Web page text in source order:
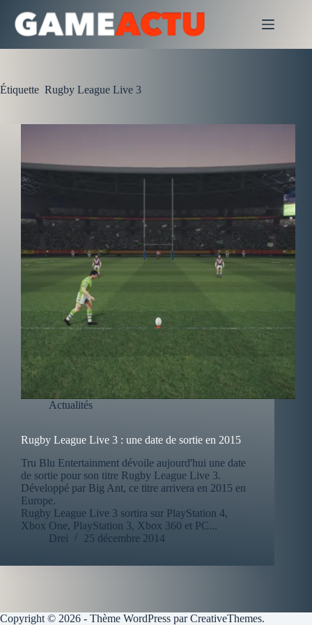
contenu
Étiquette Rugby League Live 3
Actualités
Rugby League Live 3 : une date de sortie en 2015
Tru Blu Entertainment dévoile aujourd'hui une date
de sortie pour son titre Rugby League Live 3.
Développé par Big Ant, ce titre arrivera en 2015 en
Europe.
Rugby League Live 3 sortira sur PlayStation 4,
Xbox One, PlayStation 3, Xbox 360 et PC...
Drei
25 décembre 2014
Copyright © 2026 - Thème WordPress parCreativeThemes.